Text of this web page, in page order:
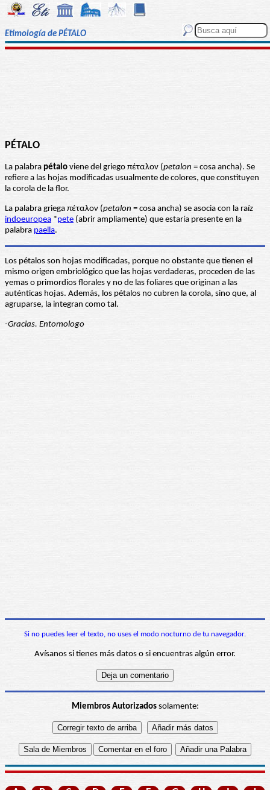
Etimología de PÉTALO
PÉTALO
La palabra pétalo viene del griego πέταλον (petalon = cosa ancha). Se
refiere a las hojas modificadas usualmente de colores, que constituyen
la corola de la flor.
La palabra griega πέταλον (petalon = cosa ancha) se asocia con la raíz
indoeuropea *pete (abrir ampliamente) que estaría presente en la
palabra paella.
Los pétalos son hojas modificadas, porque no obstante que tienen el
mismo origen embriológico que las hojas verdaderas, proceden de las
yemas o primordios florales y no de las foliares que originan a las
auténticas hojas. Además, los pétalos no cubren la corola, sino que, al
agruparse, la integran como tal.
-Gracias. Entomologo
Si no puedes leer el texto, no uses el modo nocturno de tu navegador.
Avísanos si tienes más datos o si encuentras algún error.
Miembros Autorizadossolamente: